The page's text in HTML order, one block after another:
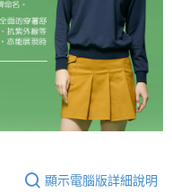
顯示電腦版詳細說明